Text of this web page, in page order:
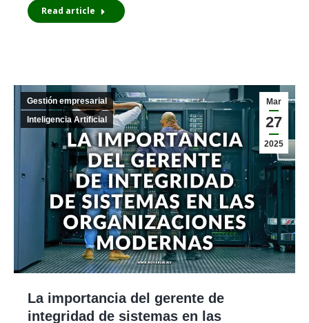
Read article
Mar
27
2025
Gestión empresarial
Inteligencia Artificial
La importancia del gerente de
integridad de sistemas en las